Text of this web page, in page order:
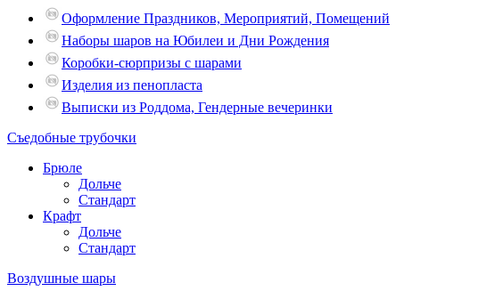
Оформление Праздников, Мероприятий, Помещений
Наборы шаров на Юбилеи и Дни Рождения
Коробки-сюрпризы с шарами
Изделия из пенопласта
Выписки из Роддома, Гендерные вечеринки
Съедобные трубочки
Брюле
Дольче
Стандарт
Крафт
Дольче
Стандарт
Воздушные шары